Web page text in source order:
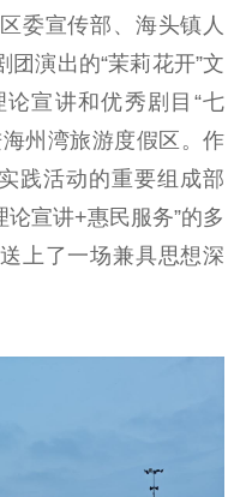
研究阐释
新闻发布
委宣传部、海头镇人
演出的“茉莉花开”文
宣讲和优秀剧目“七
州湾旅游度假区。作
践活动的重要组成部
宣讲+惠民服务”的多
上了一场兼具思想深